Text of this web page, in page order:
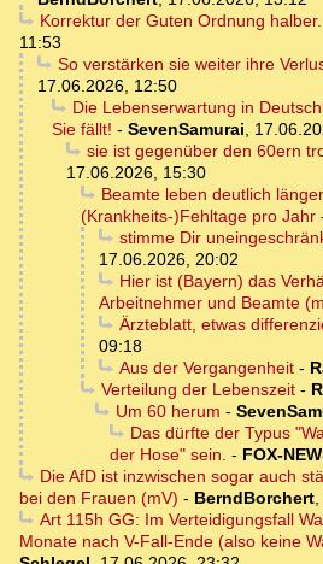
Korrektur der Guten Ordnung halber.
11:53
So verstärken sie weiter ihre
17.06.2026, 12:50
Die Lebenserwartung in
Sie fällt! - SevenSamurai,
sie ist gegenüber den 60ern
17.06.2026, 15:30
Beamte leben deutlich
(Krankheits-)Fehltage pro Jahr
stimme Dir
17.06.2026, 20:02
Hier ist (Bayern) das
Arbeitnehmer und Beamte
Ärzteblatt, etwas
09:18
Aus der Vergangenheit-
Verteilung der Lebenszeit-
Um 60 herum -
Das dürfte der Typus
der Hose" sein. - FOX-
Die AfD ist inzwischen sogar auch
bei den Frauen (mV) - BerndBorchert,
Art 115h GG: Im Verteidigungsfall
Monate nach V-Fall-Ende (also keine